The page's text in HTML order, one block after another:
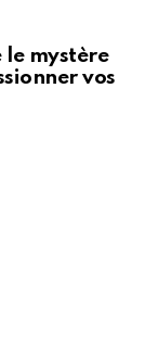
le mystère
vos